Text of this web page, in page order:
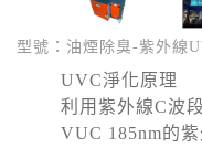
型號：油煙除臭-紫外線
UVC淨化原理
利用紫外線C波
VUC 185nm的